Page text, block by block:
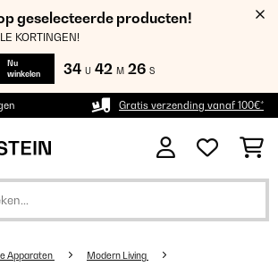
geselecteerde producten!
KORTINGEN!
Nu
winkelen
34 U 42 M 25 S
Gratis verzending vanaf 100€*
Apparaten Modern Living